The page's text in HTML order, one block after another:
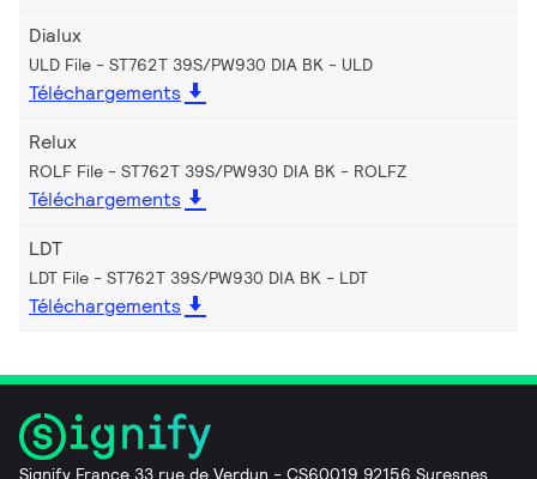
Dialux
ULD File - ST762T 39S/PW930 DIA BK ULD
Téléchargements
Relux
ROLF File - ST762T 39S/PW930 DIA BK ROLFZ
Téléchargements
LDT
LDT File - ST762T 39S/PW930 DIA BK LDT
Téléchargements
Signify France 33 rue de Verdun - CS60019 92156 Suresnes